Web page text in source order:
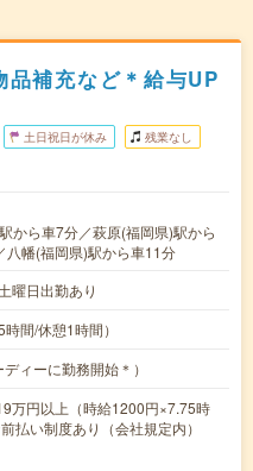
品補充など＊給与UP
土日祝日が休み 残業なし
から車7分／萩原(福岡県)駅から
八幡(福岡県)駅から車11分
曜日出勤あり
間/休憩1時間）
ィーに勤務開始＊）
円以上（時給1200円×7.75時
払い制度あり（会社規定内）